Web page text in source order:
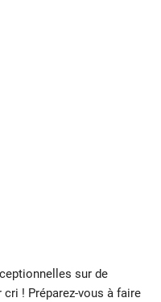
sur de
cri ! Préparez-vous à faire